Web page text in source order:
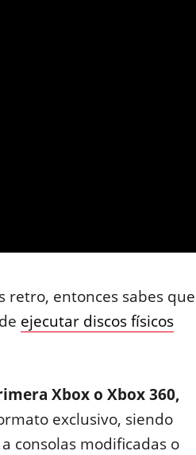
retro, entonces sabes que
ejecutar discos físicos
Xbox o Xbox 360,
exclusivo, siendo
consolas modificadas o